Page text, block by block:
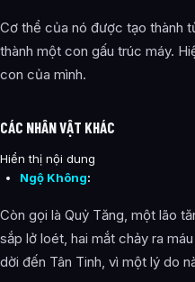
Cơ thể của nó được tạo thành
thành một con gấu trúc máy.
con của mình.
CÁC NHÂN VẬT KHÁC
Hiển thị nội dung
Ngộ Không:
Còn gọi là Quỷ Tăng, một lão
sắp lở loét, hai mắt chảy ra
dời đến Tân Tinh, vì một lý do